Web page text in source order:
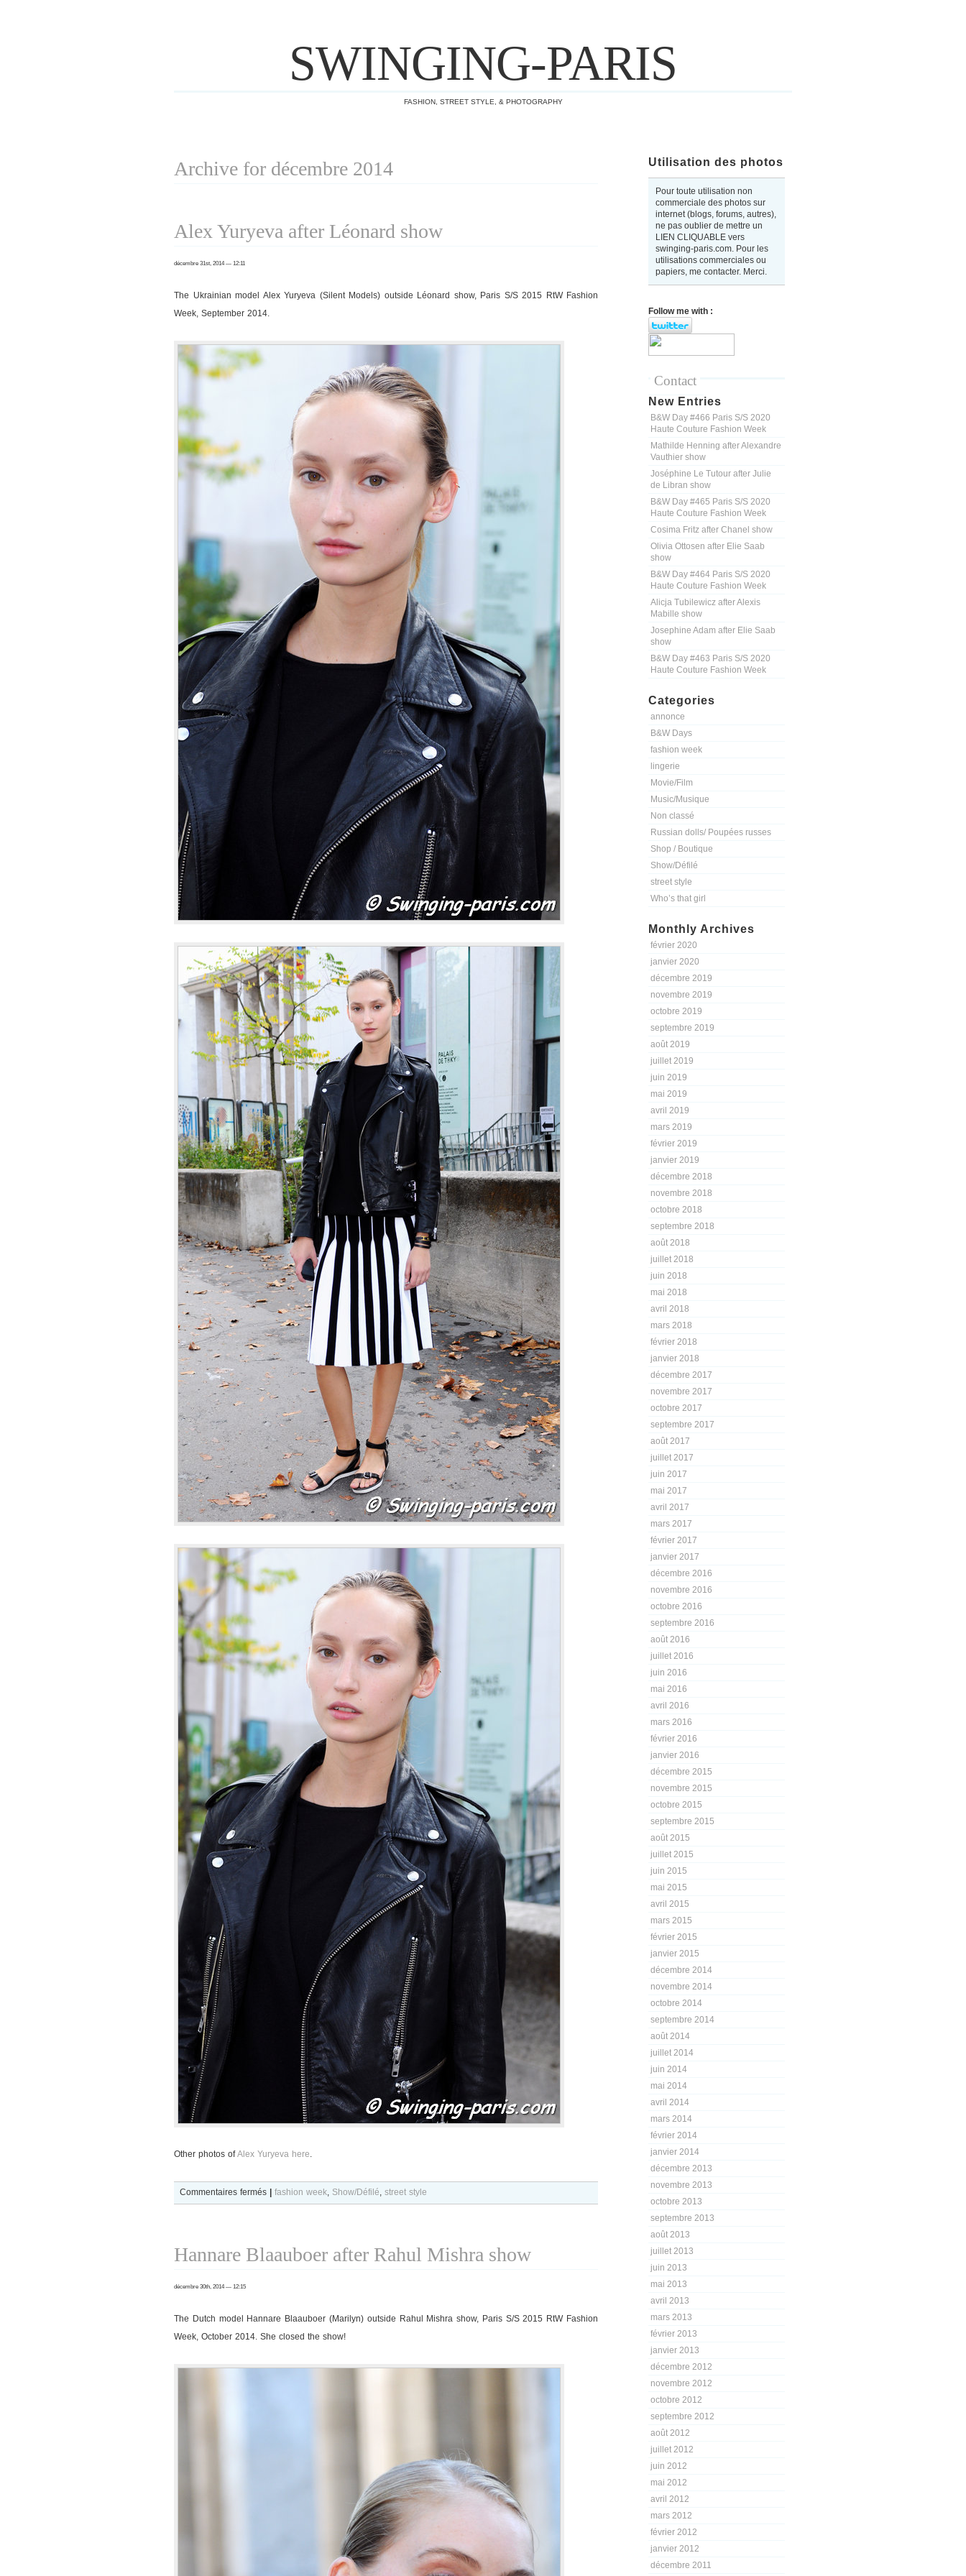
SWINGING-PARIS
FASHION, STREET STYLE, & PHOTOGRAPHY
Utilisation des photos
Pour toute utilisation non
commerciale des photos sur
internet (blogs, forums, autres),
ne pas oublier de mettre un
LIEN CLIQUABLE vers
swinging-paris.com. Pour les
utilisations commerciales ou
papiers, me contacter. Merci.
Follow me with :
Contact
New Entries
B&W Day #466 Paris S/S 2020
Haute Couture Fashion Week
Mathilde Henning after Alexandre
Vauthier show
Joséphine Le Tutour after Julie
de Libran show
B&W Day #465 Paris S/S 2020
Haute Couture Fashion Week
Cosima Fritz after Chanel show
Olivia Ottosen after Elie Saab
show
B&W Day #464 Paris S/S 2020
Haute Couture Fashion Week
Alicja Tubilewicz after Alexis
Mabille show
Josephine Adam after Elie Saab
show
B&W Day #463 Paris S/S 2020
Haute Couture Fashion Week
Categories
annonce
B&W Days
fashion week
lingerie
Movie/Film
Music/Musique
Non classé
Russian dolls/ Poupées russes
Shop / Boutique
Show/Défilé
street style
Who’s that girl
Monthly Archives
février 2020
janvier 2020
décembre 2019
novembre 2019
octobre 2019
septembre 2019
août 2019
juillet 2019
juin 2019
mai 2019
avril 2019
mars 2019
février 2019
janvier 2019
décembre 2018
novembre 2018
octobre 2018
septembre 2018
août 2018
juillet 2018
juin 2018
mai 2018
avril 2018
mars 2018
février 2018
janvier 2018
décembre 2017
novembre 2017
octobre 2017
septembre 2017
août 2017
juillet 2017
juin 2017
mai 2017
avril 2017
mars 2017
février 2017
janvier 2017
décembre 2016
novembre 2016
octobre 2016
septembre 2016
août 2016
juillet 2016
juin 2016
mai 2016
avril 2016
mars 2016
février 2016
janvier 2016
décembre 2015
novembre 2015
octobre 2015
septembre 2015
août 2015
juillet 2015
juin 2015
mai 2015
avril 2015
mars 2015
février 2015
janvier 2015
décembre 2014
novembre 2014
octobre 2014
septembre 2014
août 2014
juillet 2014
juin 2014
mai 2014
avril 2014
mars 2014
février 2014
janvier 2014
décembre 2013
novembre 2013
octobre 2013
septembre 2013
août 2013
juillet 2013
juin 2013
mai 2013
avril 2013
mars 2013
février 2013
janvier 2013
décembre 2012
novembre 2012
octobre 2012
septembre 2012
août 2012
juillet 2012
juin 2012
mai 2012
avril 2012
mars 2012
février 2012
janvier 2012
décembre 2011
Archive for décembre 2014
Alex Yuryeva after Léonard show
décembre 31st, 2014 — 12:11
The Ukrainian model Alex Yuryeva (Silent Models) outside Léonard show, Paris S/S 2015 RtW Fashion
Week, September 2014.
Other photos ofAlex Yuryeva here.
Commentaires ferméssur
Léonard
fashion week, Show/Défilé, street style
Hannare Blaauboer after Rahul Mishra show
décembre 30th, 2014 — 12:15
The Dutch model Hannare Blaauboer (Marilyn) outside Rahul Mishra show, Paris S/S 2015 RtW Fashion
Week, October 2014. She closed the show!